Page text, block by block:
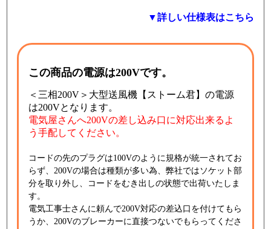
▼詳しい仕様表はこちら
この商品の電源は200Vです。
＜三相200V＞大型送風機【ストーム君】の電源
は200Vとなります。
電気屋さんへ200Vの差し込み口に対応出来るよ
う手配してください。
コードの先のプラグは100Vのように規格が統一されてお
らず、200Vの場合は種類が多い為、弊社ではソケット部
分を取り外し、コードをむき出しの状態で出荷いたしま
す。
電気工事士さんに頼んで200V対応の差込口を付けてもら
うか、200Vのブレーカーに直接つないでもらってくださ